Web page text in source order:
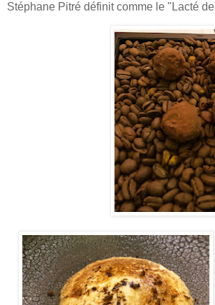
Stéphane Pitré définit comme le "Lacté